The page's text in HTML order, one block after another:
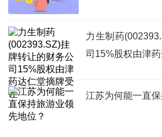
力生制药
司15%股权由津
江苏为何能一直